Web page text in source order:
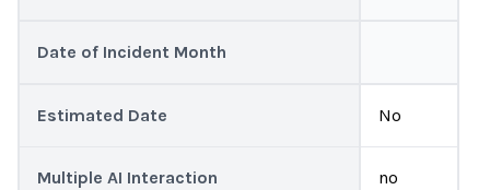
Date of Incident Month
Estimated Date No
Multiple AI Interaction no